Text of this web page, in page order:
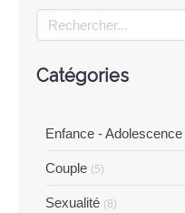
Rechercher
Catégories
Enfance - Adolescence
Couple (5)
Sexualité (8)